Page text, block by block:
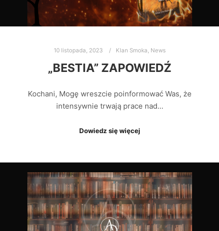
10 listopada, 2023 Klan Smoka News
„BESTIA” ZAPOWIEDŹ
Kochani, Mogę wreszcie poinformować Was, że
intensywnie trwają prace nad…
Dowiedz się więcej